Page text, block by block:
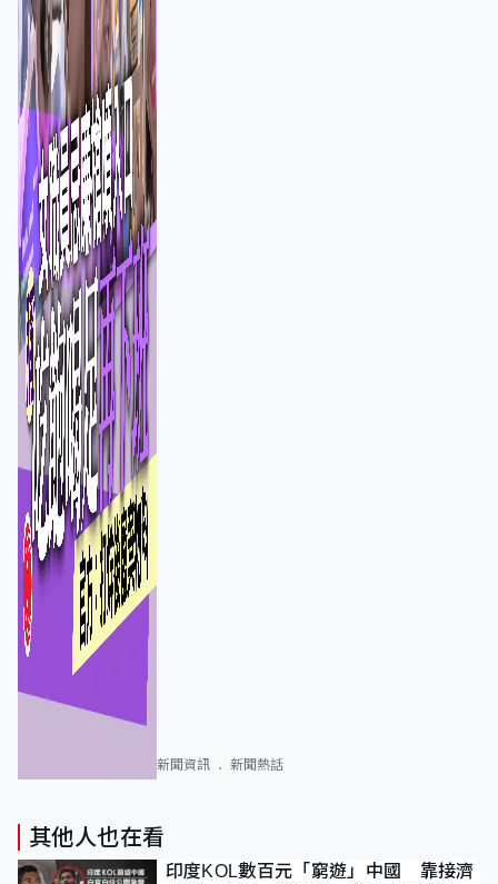
新聞資訊 新聞熱話
其他人也在看
印度KOL數百元「窮遊」中國 靠接濟